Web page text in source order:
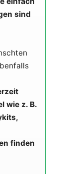
sind
wie z. B.
finden